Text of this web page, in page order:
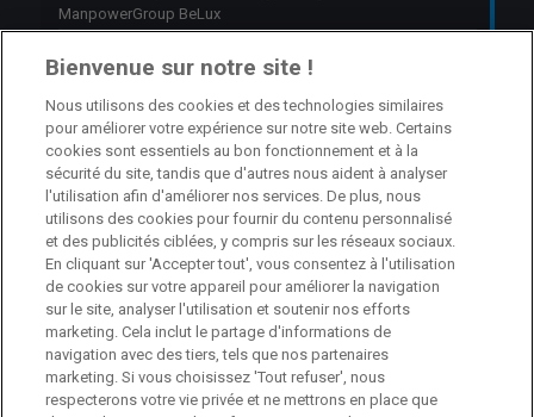
ManpowerGroup BeLux
Jobs
Branch Manager Namur
Namur Temps plein
Branch Manager Anderlecht
Anderlecht Temps plein
Job étudiant – HR Consultant
Bienvenue sur notre site !
Nous utilisons des cookies et des technologies similaires
pour améliorer votre expérience sur notre site web. Certains
cookies sont essentiels au bon fonctionnement et à la
sécurité du site, tandis que d'autres nous aident à analyser
l'utilisation afin d'améliorer nos services. De plus, nous
utilisons des cookies pour fournir du contenu personnalisé
et des publicités ciblées, y compris sur les réseaux sociaux.
En cliquant sur 'Accepter tout', vous consentez à l'utilisation
de cookies sur votre appareil pour améliorer la navigation
sur le site, analyser l'utilisation et soutenir nos efforts
marketing. Cela inclut le partage d'informations de
navigation avec des tiers, tels que nos partenaires
marketing. Si vous choisissez 'Tout refuser', nous
respecterons votre vie privée et ne mettrons en place que